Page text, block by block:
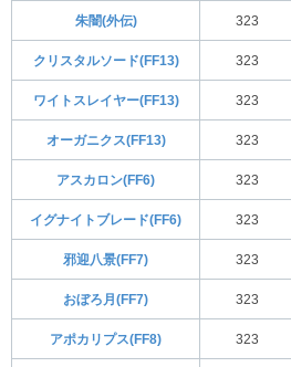
朱闇(外伝) 323
クリスタルソード(FF13) 323
ワイトスレイヤー(FF13) 323
オーガニクス(FF13) 323
アスカロン(FF6) 323
イグナイトブレード(FF6) 323
邪迎八景(FF7) 323
おぼろ月(FF7) 323
アポカリプス(FF8) 323